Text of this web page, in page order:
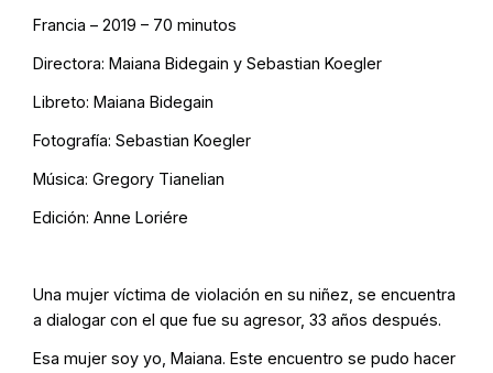
Francia – 2019 – 70 minutos
Directora: Maiana Bidegain y Sebastian Koegler
Libreto: Maiana Bidegain
Fotografía: Sebastian Koegler
Música: Gregory Tianelian
Edición: Anne Loriére
Una mujer víctima de violación en su niñez, se encuentra
a dialogar con el que fue su agresor, 33 años después.
Esa mujer soy yo, Maiana. Este encuentro se pudo hacer